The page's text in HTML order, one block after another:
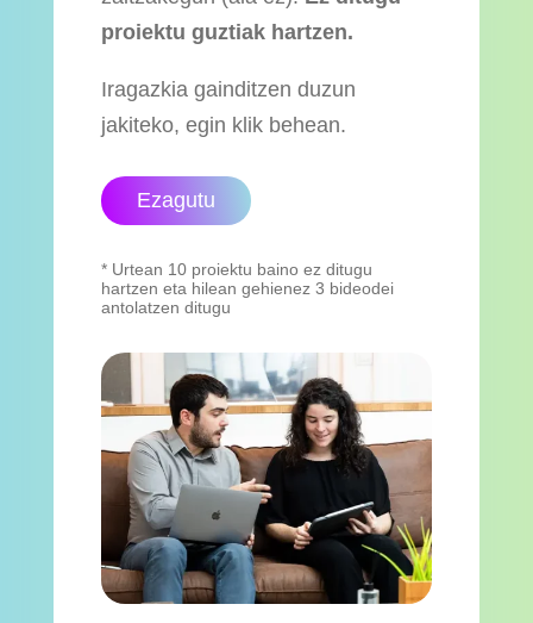
proiektu guztiak hartzen.
Iragazkia gainditzen duzun
jakiteko, egin klik behean.
Ezagutu
* Urtean 10 proiektu baino ez ditugu
hartzen eta hilean gehienez 3 bideodei
antolatzen ditugu